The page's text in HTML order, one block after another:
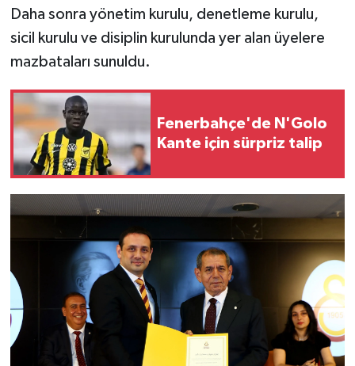
Daha sonra yönetim kurulu, denetleme kurulu,
sicil kurulu ve disiplin kurulunda yer alan üyelere
mazbataları sunuldu.
Fenerbahçe'de N'Golo
Kante için sürpriz talip